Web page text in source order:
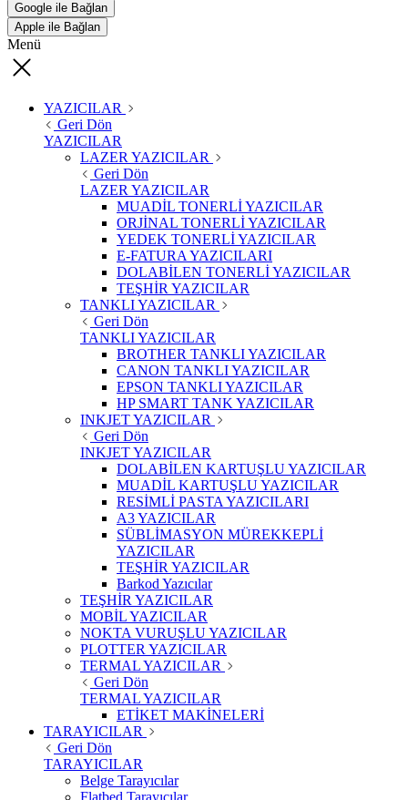
Google ile Bağlan
Apple ile Bağlan
Menü
YAZICILAR
Geri Dön
YAZICILAR
LAZER YAZICILAR
Geri Dön
LAZER YAZICILAR
MUADİL TONERLİ YAZICILAR
ORJİNAL TONERLİ YAZICILAR
YEDEK TONERLİ YAZICILAR
E-FATURA YAZICILARI
DOLABİLEN TONERLİ YAZICILAR
TEŞHİR YAZICILAR
TANKLI YAZICILAR
Geri Dön
TANKLI YAZICILAR
BROTHER TANKLI YAZICILAR
CANON TANKLI YAZICILAR
EPSON TANKLI YAZICILAR
HP SMART TANK YAZICILAR
INKJET YAZICILAR
Geri Dön
INKJET YAZICILAR
DOLABİLEN KARTUŞLU YAZICILAR
MUADİL KARTUŞLU YAZICILAR
RESİMLİ PASTA YAZICILARI
A3 YAZICILAR
SÜBLİMASYON MÜREKKEPLİ
YAZICILAR
TEŞHİR YAZICILAR
Barkod Yazıcılar
TEŞHİR YAZICILAR
MOBİL YAZICILAR
NOKTA VURUŞLU YAZICILAR
PLOTTER YAZICILAR
TERMAL YAZICILAR
Geri Dön
TERMAL YAZICILAR
ETİKET MAKİNELERİ
TARAYICILAR
Geri Dön
TARAYICILAR
Belge Tarayıcılar